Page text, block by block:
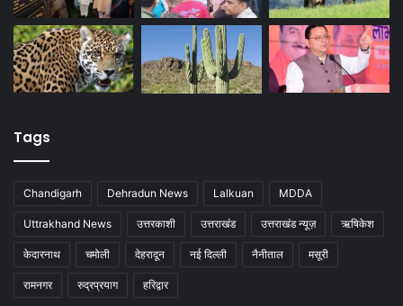
Tags
Chandigarh Dehradun News Lalkuan MDDA
Uttrakhand News उत्तरकाशी उत्तराखंड उत्तराखंड न्यूज़ ऋषिकेश
केदारनाथ चमोली देहरादून नई दिल्ली नैनीताल मसूरी
रामनगर रुद्रप्रयाग हरिद्वार